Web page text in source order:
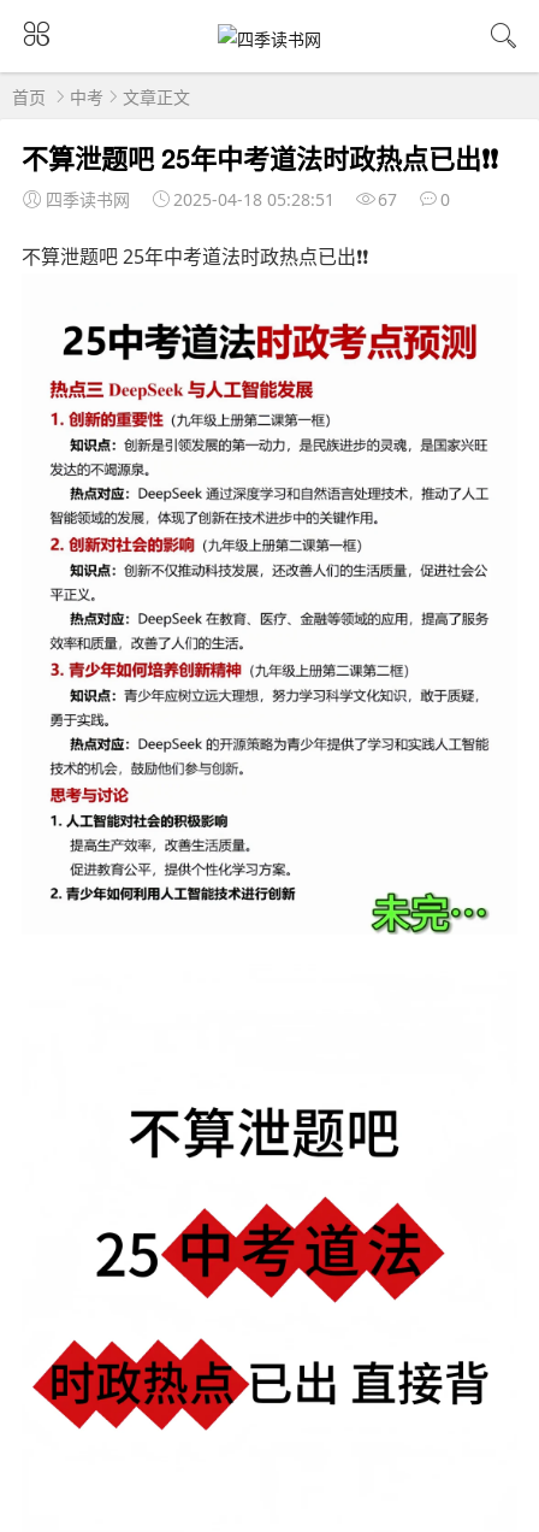
首页 中考 文章正文
不算泄题吧 25年中考道法时政热点已出❗️❗
四季读书网 2025-04-18 05:28:51 67 0
不算泄题吧 25年中考道法时政热点已出❗️❗